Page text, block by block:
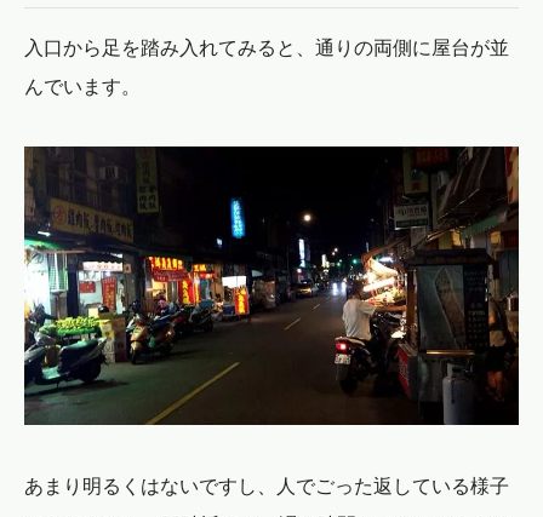
入口から足を踏み入れてみると、通りの両側に屋台が並
んでいます。
あまり明るくはないですし、人でごった返している様子